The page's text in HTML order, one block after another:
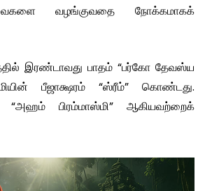
வழங்குவதை நோக்கமாகக்
இரண்டாவது பாதம் “பர்கோ தேவஸ்ய
பீஜாக்ஷரம் “ஸ்ரீம்” கொண்டது.
“அஹம் பிரம்மாஸ்மி” ஆகியவற்றைக்